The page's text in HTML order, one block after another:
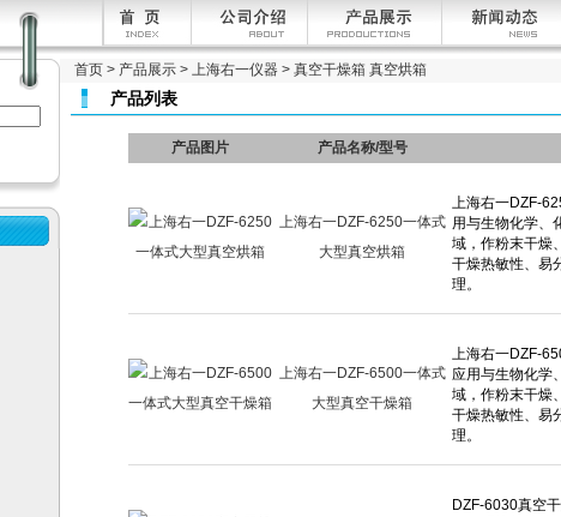
首页 > 产品展示 > 上海右一仪器 > 真空干燥箱 真空烘箱
产品列表
产品图片 产品名称/型号
上海右一DZF-6250一体式
大型真空烘箱
上海右一DZF-6500一体式
大型真空干燥箱